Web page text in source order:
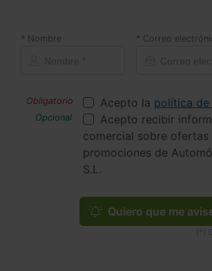
Nombre Correo
Acepto la política
Acepto recibir
comercial sobre ofertas
promociones de
S.L.
Quiero que me